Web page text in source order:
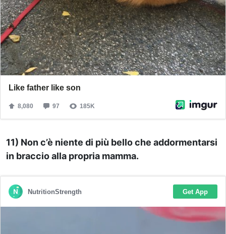
11) Non c’è niente di più bello che addormentarsi
in braccio alla propria mamma.